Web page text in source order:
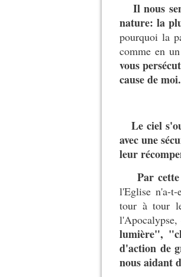
Il nous
nature: la
pourquoi la
comme en
vous
cause de
Le ciel
avec une
leur
Par
l'Eglise n'a-t-
tour à tour
lumière",
d'action de
nous aidant